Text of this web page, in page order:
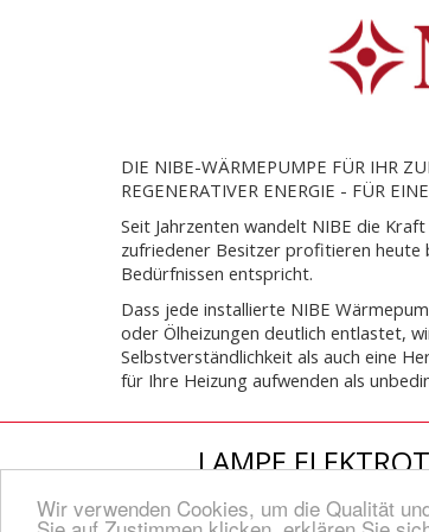
Wir verwenden Cookies, um die Qualität
DIE NIBE-WÄRMEPUMPE FÜR IHR
REGENERATIVER ENERGIE - FÜR
Seit Jahrzenten wandelt NIBE die
zufriedener Besitzer profitieren heute
Bedürfnissen entspricht.
Dass jede installierte NIBE
oder Ölheizungen deutlich entlastet,
Selbstverständlichkeit als auch eine
für Ihre Heizung aufwenden als
LAMPE